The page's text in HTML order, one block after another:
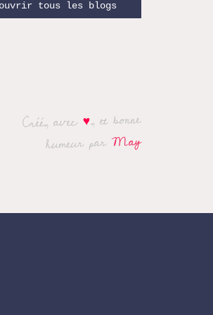
tous les blogs
Créé, avec♥, et bonne
humeur parMay